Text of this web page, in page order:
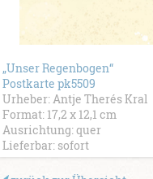
„Unser Regenbogen“
Postkarte pk5509
Urheber: Antje Therés Kral
Format: 17,2 x 12,1 cm
Ausrichtung: quer
Lieferbar: sofort